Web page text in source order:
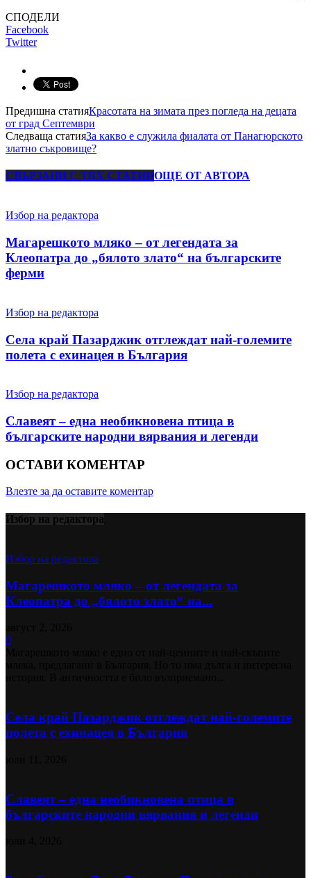
СПОДЕЛИ
Facebook
Twitter
Предишна статияКрасотата на зимата през погледа на децата
от град Септември
Следваща статияЗа какво е служила фиалата от Панагюрското
златно съкровище?
СВЪРЗАНИ С ТЯХ СТАТИИОЩЕ ОТ АВТОРА
Избор на редактора
Магарешкото мляко – от легендата за
Клеопатра до „бялото злато“ на българските
ферми
Избор на редактора
Села край Пазарджик отглеждат най-големите
полета с ехинацея в България
Избор на редактора
Славеят – една необикновена птица в
българските народни вярвания и легенди
ОСТАВИ КОМЕНТАР
Влезте за да оставите коментар
Избор на редактора
Избор на редактора
Магарешкото мляко – от легендата за
Клеопатра до „бялото злато“ на...
0
Села край Пазарджик отглеждат най-големите
полета с ехинацея в България
Славеят – една необикновена птица в
българските народни вярвания и легенди